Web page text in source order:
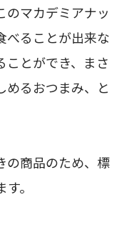
のマカデミアナッ
べることが出来な
ことができ、まさ
めるおつまみ、と
商品のため、標
。